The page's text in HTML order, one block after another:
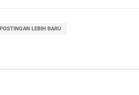
POSTINGAN LEBIH BARU